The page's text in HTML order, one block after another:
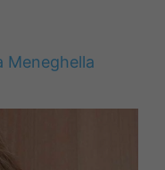
Meneghella